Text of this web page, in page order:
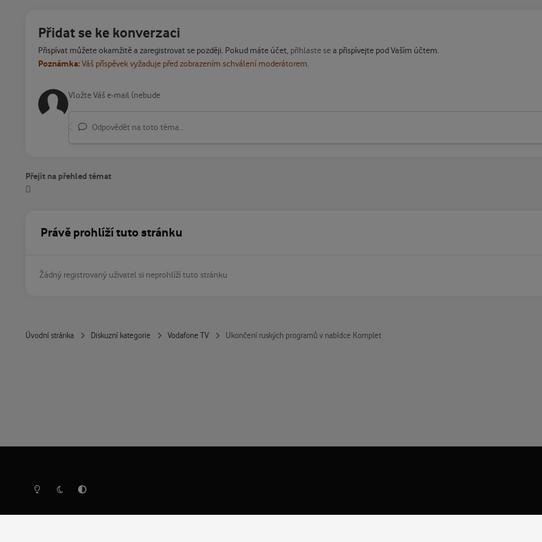
Přidat se ke konverzaci
Přispívat můžete okamžitě a zaregistrovat se později. Pokud máte účet, přihlaste sea přispívejte pod Vaším účtem.
Poznámka:Váš příspěvek vyžaduje před zobrazením schválení moderátorem.
Odpovědět na toto téma...
Přejít na přehled témat
Právě prohlíží tuto stránku
Žádný registrovaný uživatel si neprohlíží tuto stránku
Úvodní stránka Diskuzní kategorie Vodafone TV Ukončení ruských programů v nabídce Komplet
Světlý režimTmavý režimPředvolba systému